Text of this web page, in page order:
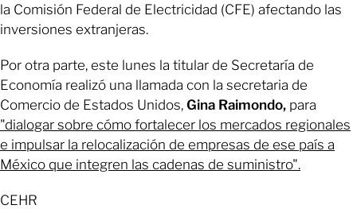
la Comisión Federal de Electricidad (CFE) afectando las
inversiones extranjeras.
Por otra parte, este lunes la titular de Secretaría de
Economía realizó una llamada con la secretaria de
Comercio de Estados Unidos, Gina Raimondo, para
"dialogar sobre cómo fortalecer los mercados regionales
e impulsar la relocalización de empresas de ese país a
México que integren las cadenas de suministro".
CEHR